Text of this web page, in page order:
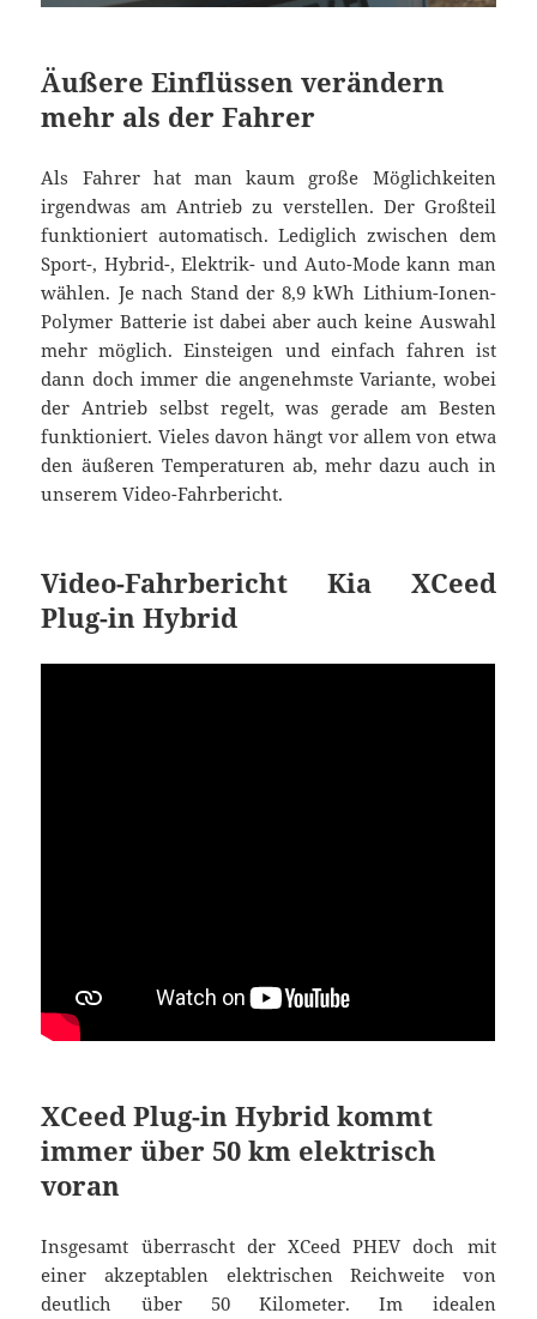
Äußere Einflüssen verändern
mehr als der Fahrer
Als Fahrer hat man kaum große Möglichkeiten
irgendwas am Antrieb zu verstellen. Der Großteil
funktioniert automatisch. Lediglich zwischen dem
Sport-, Hybrid-, Elektrik- und Auto-Mode kann man
wählen. Je nach Stand der 8,9 kWh Lithium-Ionen-
Polymer Batterie ist dabei aber auch keine Auswahl
mehr möglich. Einsteigen und einfach fahren ist
dann doch immer die angenehmste Variante, wobei
der Antrieb selbst regelt, was gerade am Besten
funktioniert. Vieles davon hängt vor allem von etwa
den äußeren Temperaturen ab, mehr dazu auch in
unserem Video-Fahrbericht.
Video-Fahrbericht Kia XCeed
Plug-in Hybrid
XCeed Plug-in Hybrid kommt
immer über 50 km elektrisch
voran
Insgesamt überrascht der XCeed PHEV doch mit
einer akzeptablen elektrischen Reichweite von
deutlich über 50 Kilometer. Im idealen